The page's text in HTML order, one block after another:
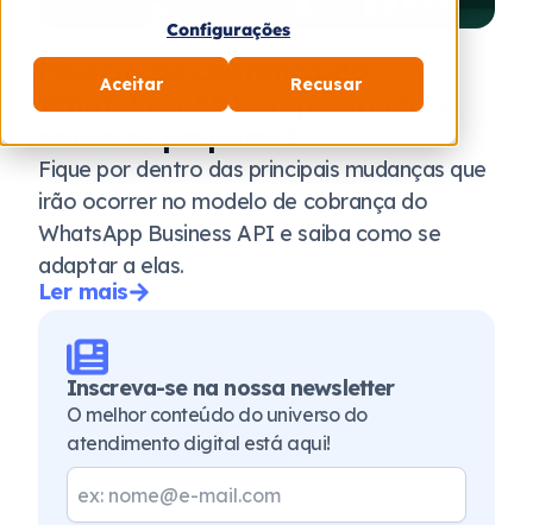
Configurações
Aceitar Recusar
4 de agosto de 2026
Modelo de cobrança do
WhatsApp API: o que muda e
como se preparar?
Fique por dentro das principais mudanças que
irão ocorrer no modelo de cobrança do
WhatsApp Business API e saiba como se
adaptar a elas.
Ler mais
Inscreva-se na nossa newsletter
O melhor conteúdo do universo do
atendimento digital está aqui!